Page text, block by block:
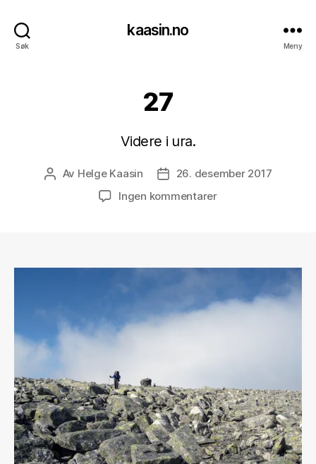
Søk
kaasin.no
Meny
27
Videre i ura.
Innleggsforfatter
Av Helge Kaasin Publiseringsdato
26. desember 2017
Ingen kommentarertil